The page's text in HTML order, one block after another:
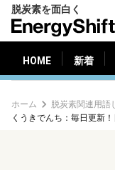
脱炭素を面白く
HOME 新着
新着
ホーム 脱炭素関連用語